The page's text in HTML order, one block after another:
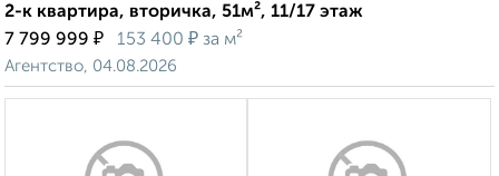
2-к квартира, вторичка, 51м², 11/17 этаж
7 799 999 ₽ 153 400 ₽ за м²
Агентство, 04.08.2026